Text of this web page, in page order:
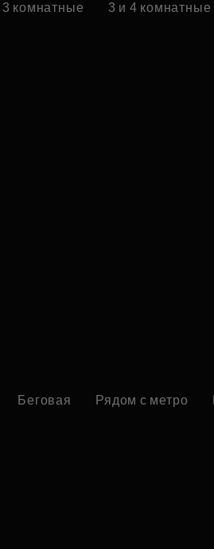
3 комнатные 3 и 4 комнатные
Беговая Рядом с метро